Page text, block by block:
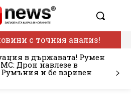
с точния анализ!
в държавата! Румен
Дрон навлезе в
и бе взривен